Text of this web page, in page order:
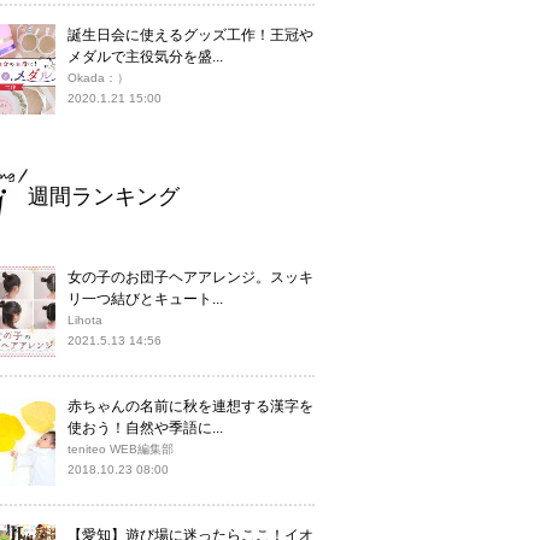
誕生日会に使えるグッズ工作！王冠や
メダルで主役気分を盛...
Okada：）
2020.1.21 15:00
週間ランキング
女の子のお団子ヘアアレンジ。スッキ
リ一つ結びとキュート...
Lihota
2021.5.13 14:56
赤ちゃんの名前に秋を連想する漢字を
使おう！自然や季語に...
teniteo WEB編集部
2018.10.23 08:00
【愛知】遊び場に迷ったらここ！イオ